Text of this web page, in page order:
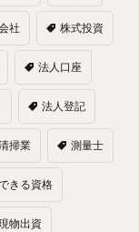
社 株式投資
法人口座
法人登記
掃業 測量士
きる資格
物出資